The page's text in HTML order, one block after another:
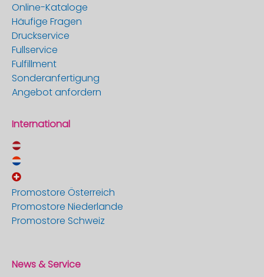
Online-Kataloge
Häufige Fragen
Druckservice
Fullservice
Fulfillment
Sonderanfertigung
Angebot anfordern
International
Promostore Österreich
Promostore Niederlande
Promostore Schweiz
News & Service